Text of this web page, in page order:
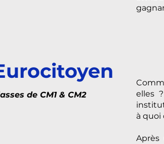
elles
à quoi
Après
de CM1 & CM2